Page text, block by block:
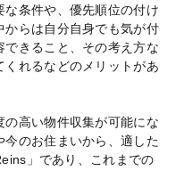
な条件や、優先順位の付け
らは自分自身でも気が付
きること、その考え方な
くれるなどのメリットがあ
高い物件収集が可能にな
今のお住まいから、適した
」であり、これまでの